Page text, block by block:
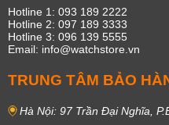
Hotline 1: 093 189 2222
Hotline 2: 097 189 3333
Hotline 3: 096 139 5555
Email: info@watchstore.vn
TRUNG TÂM BẢO
Hà Nội: 97 Trần Đại Nghĩa,